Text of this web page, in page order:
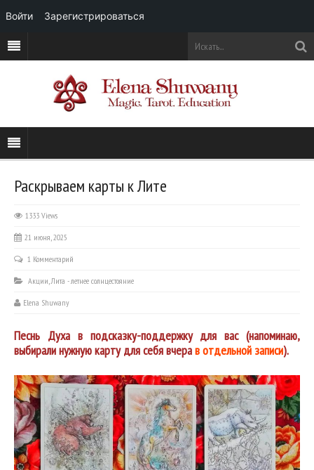
Раскрываем карты к Лите
1333 Views
21 июня, 2025
1 Комментарий
Акции,Лита - летнее солнцестояние
Elena Shuwany
Песнь Духа в подсказку-поддержку для вас (напоминаю,
выбирали нужную карту для себя вчерав отдельной записи).
Войти Зарегистрироваться